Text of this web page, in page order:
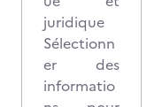
juridique
Sélectionn
er des
informatio